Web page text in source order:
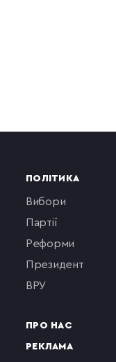
ПОЛІТИКА
вибори
партії
реформи
президент
ВРУ
ПРО НАС
РЕКЛАМА